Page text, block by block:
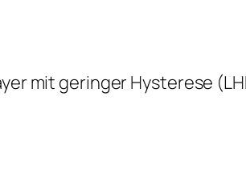
mit geringer Hysterese